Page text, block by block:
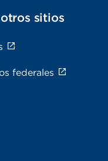
sitios
federales